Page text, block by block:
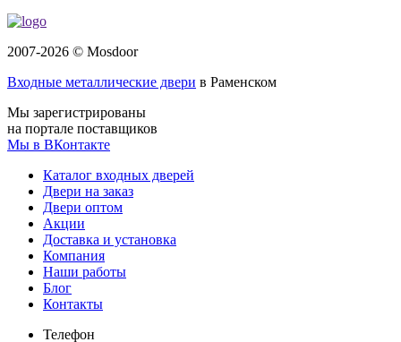
2007-2026 © Mosdoor
Входные металлические двери в Раменском
Мы зарегистрированы
на портале поставщиков
Мы в ВКонтакте
Каталог входных дверей
Двери на заказ
Двери оптом
Акции
Доставка и установка
Компания
Наши работы
Блог
Контакты
Телефон